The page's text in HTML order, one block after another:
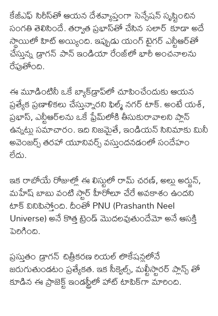
కేజీఎఫ్ సిరీస్‌తో ఆయన దేశవ్యాప్తంగా సెన్సేషన్ సృష్టించిన
సంగతి తెలిసిందే. తర్వాత ప్రభాస్‌తో చేసిన సలార్ కూడా అదే
స్థాయిలో హిట్ అయ్యింది. ఇప్పుడు యంగ్ టైగర్ ఎన్టీఆర్‌తో
చేస్తున్న డ్రాగన్ పాన్ ఇండియా రేంజ్‌లో భారీ అంచనాలను
రేపుతోంది.
ఈ మూడింటినీ ఒకే బ్యాక్‌డ్రాప్‌లో చూపించేందుకు ఆయన
ప్రత్యేక ప్రణాళికలు చేస్తున్నారని ఫిల్మ్ నగర్ టాక్. అంటే యశ్,
ప్రభాస్, ఎన్టీఆర్‌లను ఒకే ఫ్రేమ్‌లోకి తీసుకురావాలని ప్లాన్
ఉన్నట్లు సమాచారం. ఇది నిజమైతే, ఇండియన్ సినిమాకు మినీ
అవెంజర్స్ తరహా యూనివర్స్ వస్తుందనడంలో సందేహం
లేదు.
ఇక రాబోయే రోజుల్లో ఈ లిస్టులో రామ్ చరణ్, అల్లు అర్జున్,
మహేష్ బాబు వంటి స్టార్ హీరోలూ చేరే అవకాశం ఉందని
టాక్ వినిపిస్తోంది. దీంతో PNU (Prashanth Neel
Universe) అనే కొత్త ట్రెండ్ మొదలవుతుందేమో అనే ఆసక్తి
పెరిగింది.
ప్రస్తుతం డ్రాగన్ చిత్రీకరణ రియల్ లొకేషన్లలోనే
జరుగుతుండటం ప్రత్యేకత. ఇక సీక్వెల్స్, మల్టీస్టారర్ ప్లాన్స్ తో
కూడిన ఈ ప్రాజెక్ట్ ఇండస్ట్రీలో హాట్ టాపిక్‌గా మారింది.